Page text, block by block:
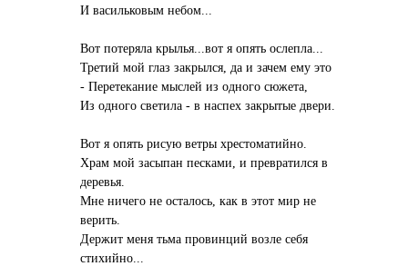
И васильковым небом...
Вот потеряла крылья...вот я опять ослепла...
Третий мой глаз закрылся, да и зачем ему это
- Перетекание мыслей из одного сюжета,
Из одного светила - в наспех закрытые двери.
Вот я опять рисую ветры хрестоматийно.
Храм мой засыпан песками, и превратился в
деревья.
Мне ничего не осталось, как в этот мир не
верить.
Держит меня тьма провинций возле себя
стихийно...